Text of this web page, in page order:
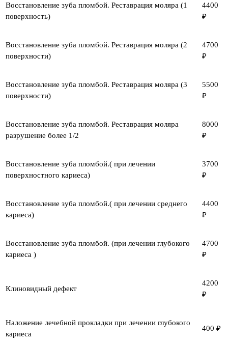
Восстановление зуба пломбой. Реставрация моляра (1
поверхность)
4400
₽
Восстановление зуба пломбой. Реставрация моляра (2
поверхности)
4700
₽
Восстановление зуба пломбой. Реставрация моляра (3
поверхности)
5500
₽
Восстановление зуба пломбой. Реставрация моляра
разрушение более 1/2
8000
₽
Восстановление зуба пломбой.( при лечении
поверхностного кариеса)
3700
₽
Восстановление зуба пломбой.( при лечении среднего
кариеса)
4400
₽
Восстановление зуба пломбой. (при лечении глубокого
кариеса )
4700
₽
Клиновидный дефект
4200
₽
Наложение лечебной прокладки при лечении глубокого
кариеса
400 ₽